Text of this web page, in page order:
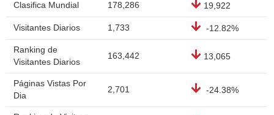
Clasifica Mundial 178,286 19,922
Visitantes Diarios 1,733 -12.82%
Ranking de
Visitantes Diarios
163,442 13,065
Páginas Vistas Por
Dia
2,701 -24.38%